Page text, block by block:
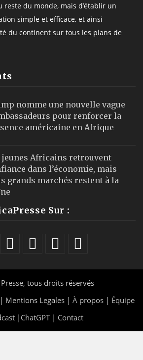
reste du monde, mais d’établir un
simple et efficace, et ainsi
du continent sur tous les plans de
nomme une nouvelle vague
pour renforcer la
américaine en Afrique
jeunes Africains retrouvent
dans l’économie, mais
grands marchés restent à la
Sur :
, tous droits réservés
| Mentions Legales | À propos | Équipe
| ChatGPT| Contact